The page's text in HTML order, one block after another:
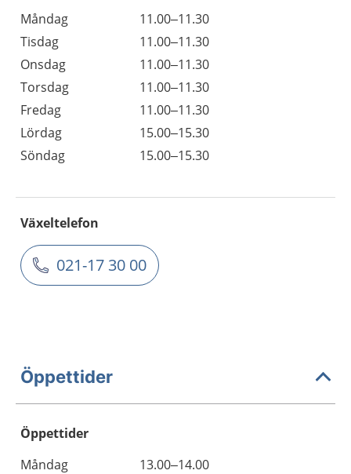
Måndag
11.00–11.30
Tisdag
11.00–11.30
Onsdag
11.00–11.30
Torsdag
11.00–11.30
Fredag
11.00–11.30
Lördag
15.00–15.30
Söndag
15.00–15.30
Växeltelefon
021-17 30 00
Öppettider
Öppettider
Dag
Öppettider
Kommentarer
Måndag
13.00–14.00